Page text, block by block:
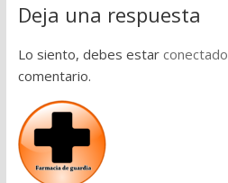
Deja una respuesta
Lo siento, debes estar conectado
comentario.